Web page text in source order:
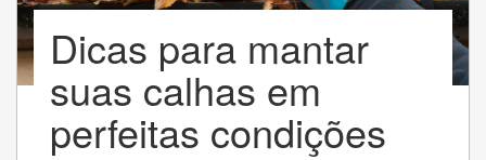
Dicas para mantar
suas calhas em
perfeitas condições